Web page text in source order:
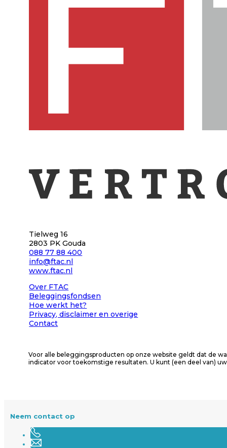
Tielweg 16
2803 PK Gouda
088 77 88 400
info@ftac.nl
www.ftac.nl
Over FTAC
Beleggingsfondsen
Hoe werkt het?
Privacy, disclaimer en overige
Contact
Voor alle beleggingsproducten op onze website geldt dat de
indicator voor toekomstige resultaten. U kunt (een deel van)
Neem contact op